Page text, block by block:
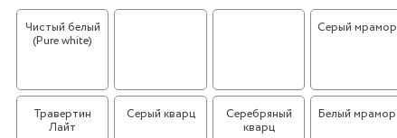
Чистый белый
(Pure white)
Серый мрамор
Травертин
Лайт
Серый кварц Серебряный
кварц
Белый мрамор